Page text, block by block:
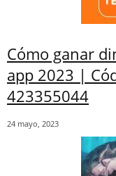
Cómo ganar
app 2023 |
423355044
24 mayo, 2023